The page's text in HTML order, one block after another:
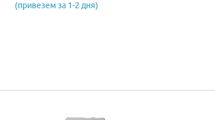
(привезем за 1-2 дня)